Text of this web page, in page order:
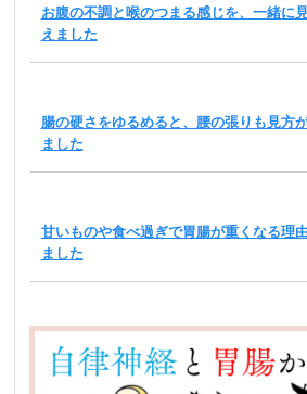
お腹の不調と喉のつまる感じを、一緒に
えました
腸の硬さをゆるめると、腰の張りも見方
ました
甘いものや食べ過ぎで胃腸が重くなる理
ました